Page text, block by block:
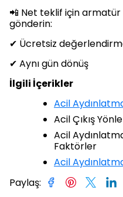
📲 Net teklif için
gönderin:
✔ Ücretsiz
✔ Aynı gün dönüş
İlgili İçerikler
Acil
Acil Çıkış
Acil
Faktörler
Acil
Paylaş: